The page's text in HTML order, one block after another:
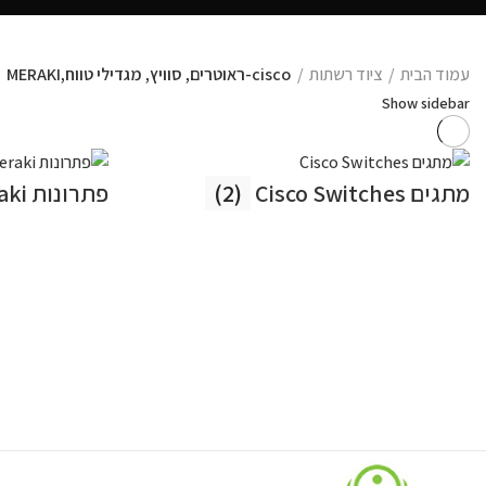
עמוד הבית ציוד רשתות cisco-ראוטרים, סוויץ, מגדילי טווח,MERAKI
Show sidebar
מתגים Cisco Switches (2) פתרונות Meraki